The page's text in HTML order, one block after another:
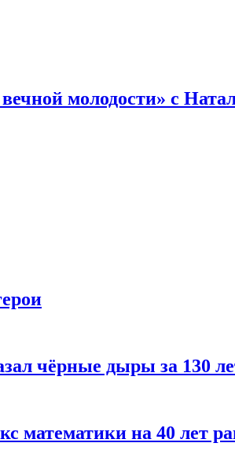
молодости» с
чёрные дыры за 130
математики на 40 лет